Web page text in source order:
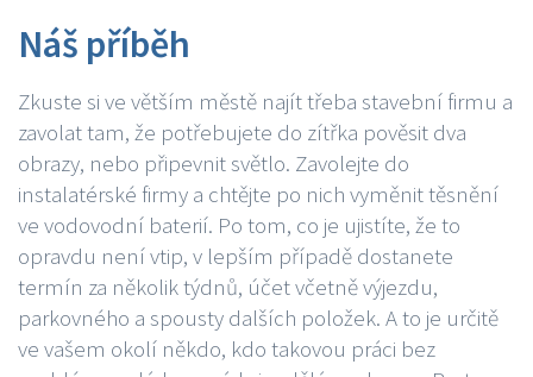
Náš příběh
Zkuste si ve větším městě najít třeba stavební firmu a
zavolat tam, že potřebujete do zítřka pověsit dva
obrazy, nebo připevnit světlo. Zavolejte do
instalatérské firmy a chtějte po nich vyměnit těsnění
ve vodovodní baterií. Po tom, co je ujistíte, že to
opravdu není vtip, v lepším případě dostanete
termín za několik týdnů, účet včetně výjezdu,
parkovného a spousty dalších položek. A to je určitě
ve vašem okolí někdo, kdo takovou práci bez